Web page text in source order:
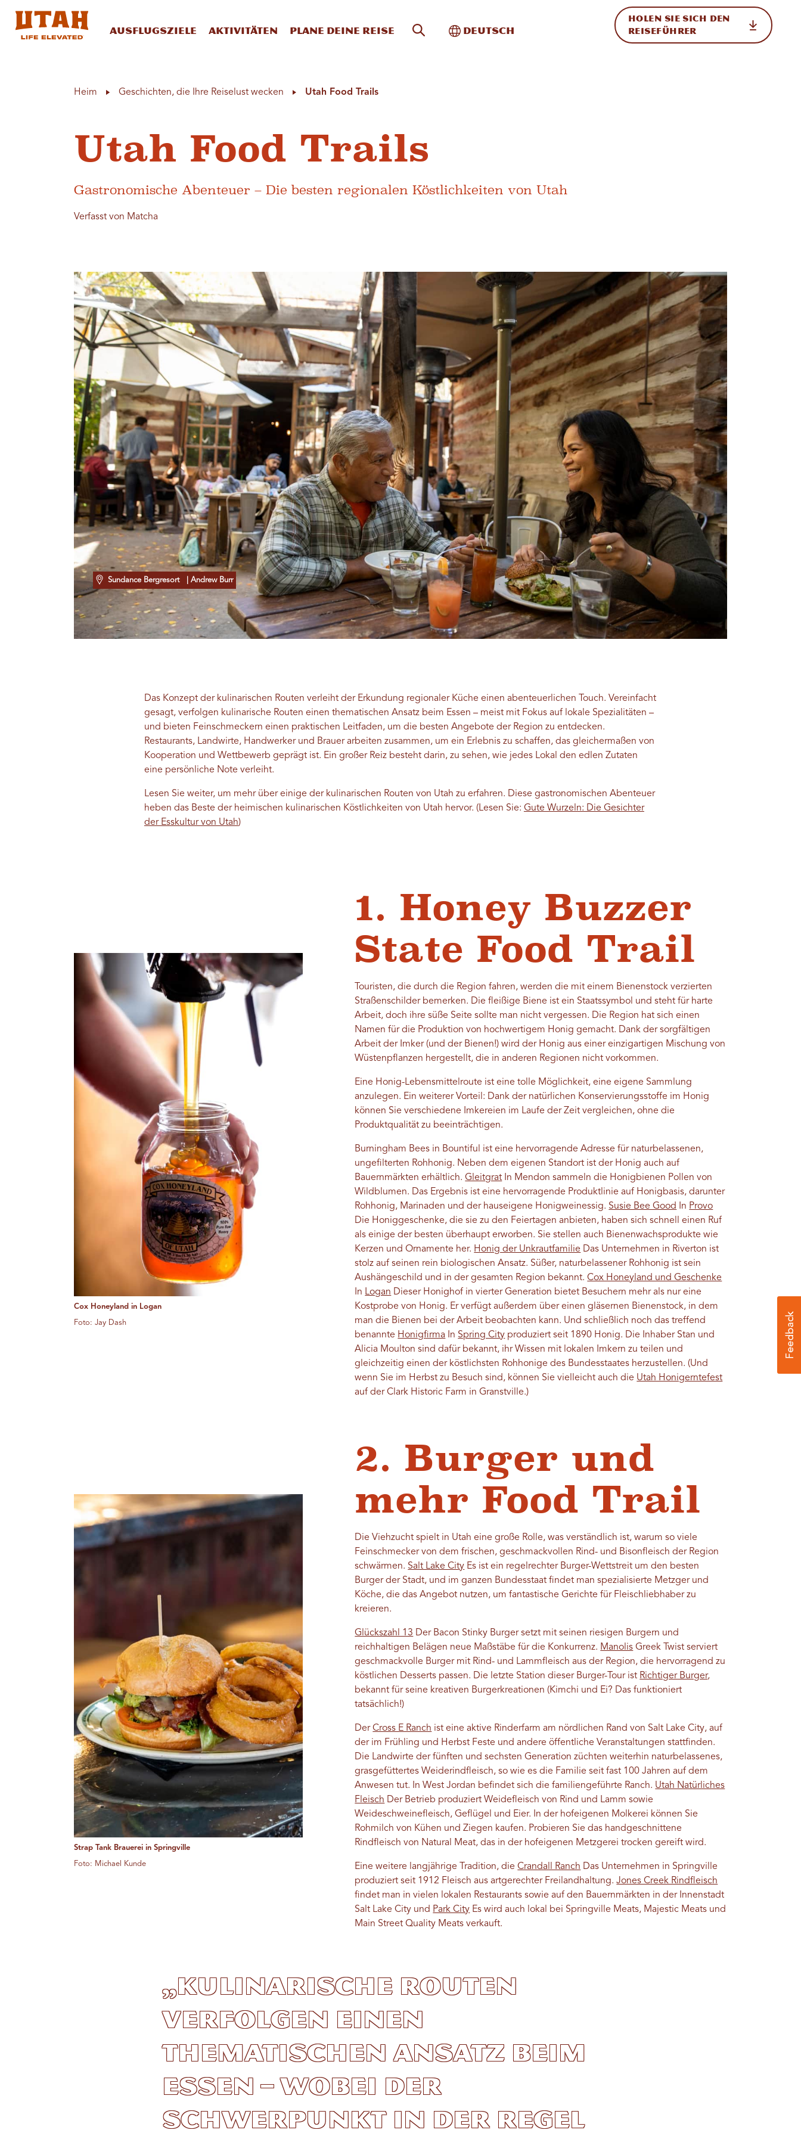
Ausflugsziele Aktivitäten Plane deine Reise Website-Suche
Toggle International
Deutsch
HOLEN SIE SICH DEN
REISEFÜHRER
Heim Geschichten, die Ihre Reiselust wecken Utah Food Trails
Utah Food Trails
Gastronomische Abenteuer – Die besten regionalen Köstlichkeiten von Utah
Verfasst von Matcha
Sundance Bergresort | Andrew Burr
Das Konzept der kulinarischen Routen verleiht der Erkundung regionaler Küche einen abenteuerlichen Touch. Vereinfacht
gesagt, verfolgen kulinarische Routen einen thematischen Ansatz beim Essen – meist mit Fokus auf lokale Spezialitäten –
und bieten Feinschmeckern einen praktischen Leitfaden, um die besten Angebote der Region zu entdecken.
Restaurants, Landwirte, Handwerker und Brauer arbeiten zusammen, um ein Erlebnis zu schaffen, das gleichermaßen von
Kooperation und Wettbewerb geprägt ist. Ein großer Reiz besteht darin, zu sehen, wie jedes Lokal den edlen Zutaten
eine persönliche Note verleiht.
Lesen Sie weiter, um mehr über einige der kulinarischen Routen von Utah zu erfahren. Diese gastronomischen Abenteuer
heben das Beste der heimischen kulinarischen Köstlichkeiten von Utah hervor. (Lesen Sie: Gute Wurzeln: Die Gesichter
der Esskultur von Utah)
Cox Honeyland in Logan
Foto: Jay Dash
1. Honey Buzzer
State Food Trail
Touristen, die durch die Region fahren, werden die mit einem Bienenstock verzierten
Straßenschilder bemerken. Die fleißige Biene ist ein Staatssymbol und steht für harte
Arbeit, doch ihre süße Seite sollte man nicht vergessen. Die Region hat sich einen
Namen für die Produktion von hochwertigem Honig gemacht. Dank der sorgfältigen
Arbeit der Imker (und der Bienen!) wird der Honig aus einer einzigartigen Mischung von
Wüstenpflanzen hergestellt, die in anderen Regionen nicht vorkommen.
Eine Honig-Lebensmittelroute ist eine tolle Möglichkeit, eine eigene Sammlung
anzulegen. Ein weiterer Vorteil: Dank der natürlichen Konservierungsstoffe im Honig
können Sie verschiedene Imkereien im Laufe der Zeit vergleichen, ohne die
Produktqualität zu beeinträchtigen.
Burningham Bees in Bountiful ist eine hervorragende Adresse für naturbelassenen,
ungefilterten Rohhonig. Neben dem eigenen Standort ist der Honig auch auf
Bauernmärkten erhältlich.Gleitgrat In Mendon sammeln die Honigbienen Pollen von
Wildblumen. Das Ergebnis ist eine hervorragende Produktlinie auf Honigbasis, darunter
Rohhonig, Marinaden und der hauseigene Honigweinessig. Susie Bee Good In Provo
Die Honiggeschenke, die sie zu den Feiertagen anbieten, haben sich schnell einen Ruf
als einige der besten überhaupt erworben. Sie stellen auch Bienenwachsprodukte wie
Kerzen und Ornamente her. Honig der Unkrautfamilie Das Unternehmen in Riverton ist
stolz auf seinen rein biologischen Ansatz. Süßer, naturbelassener Rohhonig ist sein
Aushängeschild und in der gesamten Region bekannt.Cox Honeyland und Geschenke
In Logan Dieser Honighof in vierter Generation bietet Besuchern mehr als nur eine
Kostprobe von Honig. Er verfügt außerdem über einen gläsernen Bienenstock, in dem
man die Bienen bei der Arbeit beobachten kann. Und schließlich noch das treffend
benannte Honigfirma In Spring City produziert seit 1890 Honig. Die Inhaber Stan und
Alicia Moulton sind dafür bekannt, ihr Wissen mit lokalen Imkern zu teilen und
gleichzeitig einen der köstlichsten Rohhonige des Bundesstaates herzustellen. (Und
wenn Sie im Herbst zu Besuch sind, können Sie vielleicht auch die Utah Honigerntefest
auf der Clark Historic Farm in Granstville.)
Strap Tank Brauerei in Springville
Foto: Michael Kunde
2. Burger und
mehr Food Trail
Die Viehzucht spielt in Utah eine große Rolle, was verständlich ist, warum so viele
Feinschmecker von dem frischen, geschmackvollen Rind- und Bisonfleisch der Region
schwärmen. Salt Lake City Es ist ein regelrechter Burger-Wettstreit um den besten
Burger der Stadt, und im ganzen Bundesstaat findet man spezialisierte Metzger und
Köche, die das Angebot nutzen, um fantastische Gerichte für Fleischliebhaber zu
kreieren.
Glückszahl 13 Der Bacon Stinky Burger setzt mit seinen riesigen Burgern und
reichhaltigen Belägen neue Maßstäbe für die Konkurrenz. Manolis Greek Twist serviert
geschmackvolle Burger mit Rind- und Lammfleisch aus der Region, die hervorragend zu
köstlichen Desserts passen. Die letzte Station dieser Burger-Tour ist Richtiger Burger,
bekannt für seine kreativen Burgerkreationen (Kimchi und Ei? Das funktioniert
tatsächlich!)
DerCross E Ranch ist eine aktive Rinderfarm am nördlichen Rand von Salt Lake City, auf
der im Frühling und Herbst Feste und andere öffentliche Veranstaltungen stattfinden.
Die Landwirte der fünften und sechsten Generation züchten weiterhin naturbelassenes,
grasgefüttertes Weiderindfleisch, so wie es die Familie seit fast 100 Jahren auf dem
Anwesen tut. In West Jordan befindet sich die familiengeführte Ranch. Utah Natürliches
Fleisch Der Betrieb produziert Weidefleisch von Rind und Lamm sowie
Weideschweinefleisch, Geflügel und Eier. In der hofeigenen Molkerei können Sie
Rohmilch von Kühen und Ziegen kaufen. Probieren Sie das handgeschnittene
Rindfleisch von Natural Meat, das in der hofeigenen Metzgerei trocken gereift wird.
Eine weitere langjährige Tradition, dieCrandall Ranch Das Unternehmen in Springville
produziert seit 1912 Fleisch aus artgerechter Freilandhaltung.Jones Creek Rindfleisch
findet man in vielen lokalen Restaurants sowie auf den Bauernmärkten in der Innenstadt
Salt Lake City und Park City Es wird auch lokal bei Springville Meats, Majestic Meats und
Main Street Quality Meats verkauft.
„Kulinarische Routen
verfolgen einen
thematischen Ansatz beim
Essen – wobei der
Schwerpunkt in der Regel